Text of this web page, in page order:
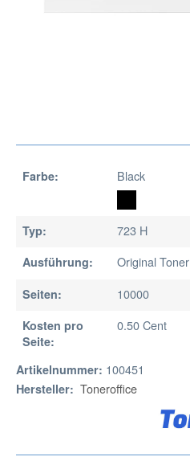
Farbe: Black
Typ: 723 H
Ausführung: Original Toner
Seiten: 10000
Kosten pro
Seite:
0.50 Cent
Artikelnummer: 100451
Hersteller: Toneroffice